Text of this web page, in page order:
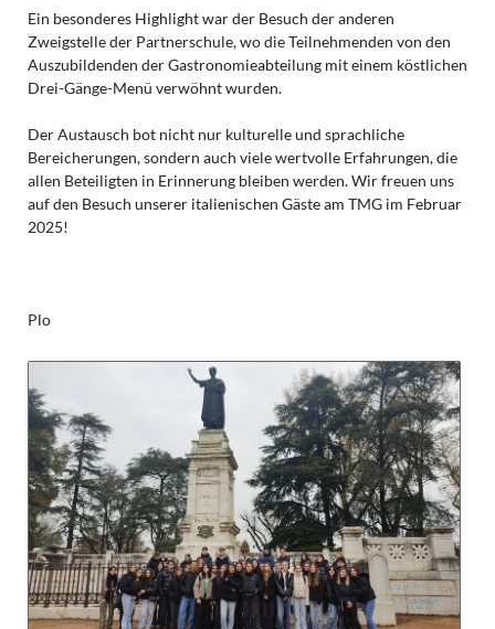
Ein besonderes Highlight war der Besuch der anderen
Zweigstelle der Partnerschule, wo die Teilnehmenden von den
Auszubildenden der Gastronomieabteilung mit einem köstlichen
Drei-Gänge-Menü verwöhnt wurden.
Der Austausch bot nicht nur kulturelle und sprachliche
Bereicherungen, sondern auch viele wertvolle Erfahrungen, die
allen Beteiligten in Erinnerung bleiben werden. Wir freuen uns
auf den Besuch unserer italienischen Gäste am TMG im Februar
2025!
Plo